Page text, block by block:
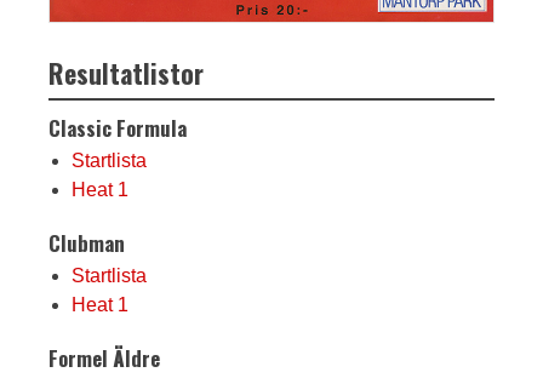
Resultatlistor
Classic Formula
Startlista
Heat 1
Clubman
Startlista
Heat 1
Formel Äldre